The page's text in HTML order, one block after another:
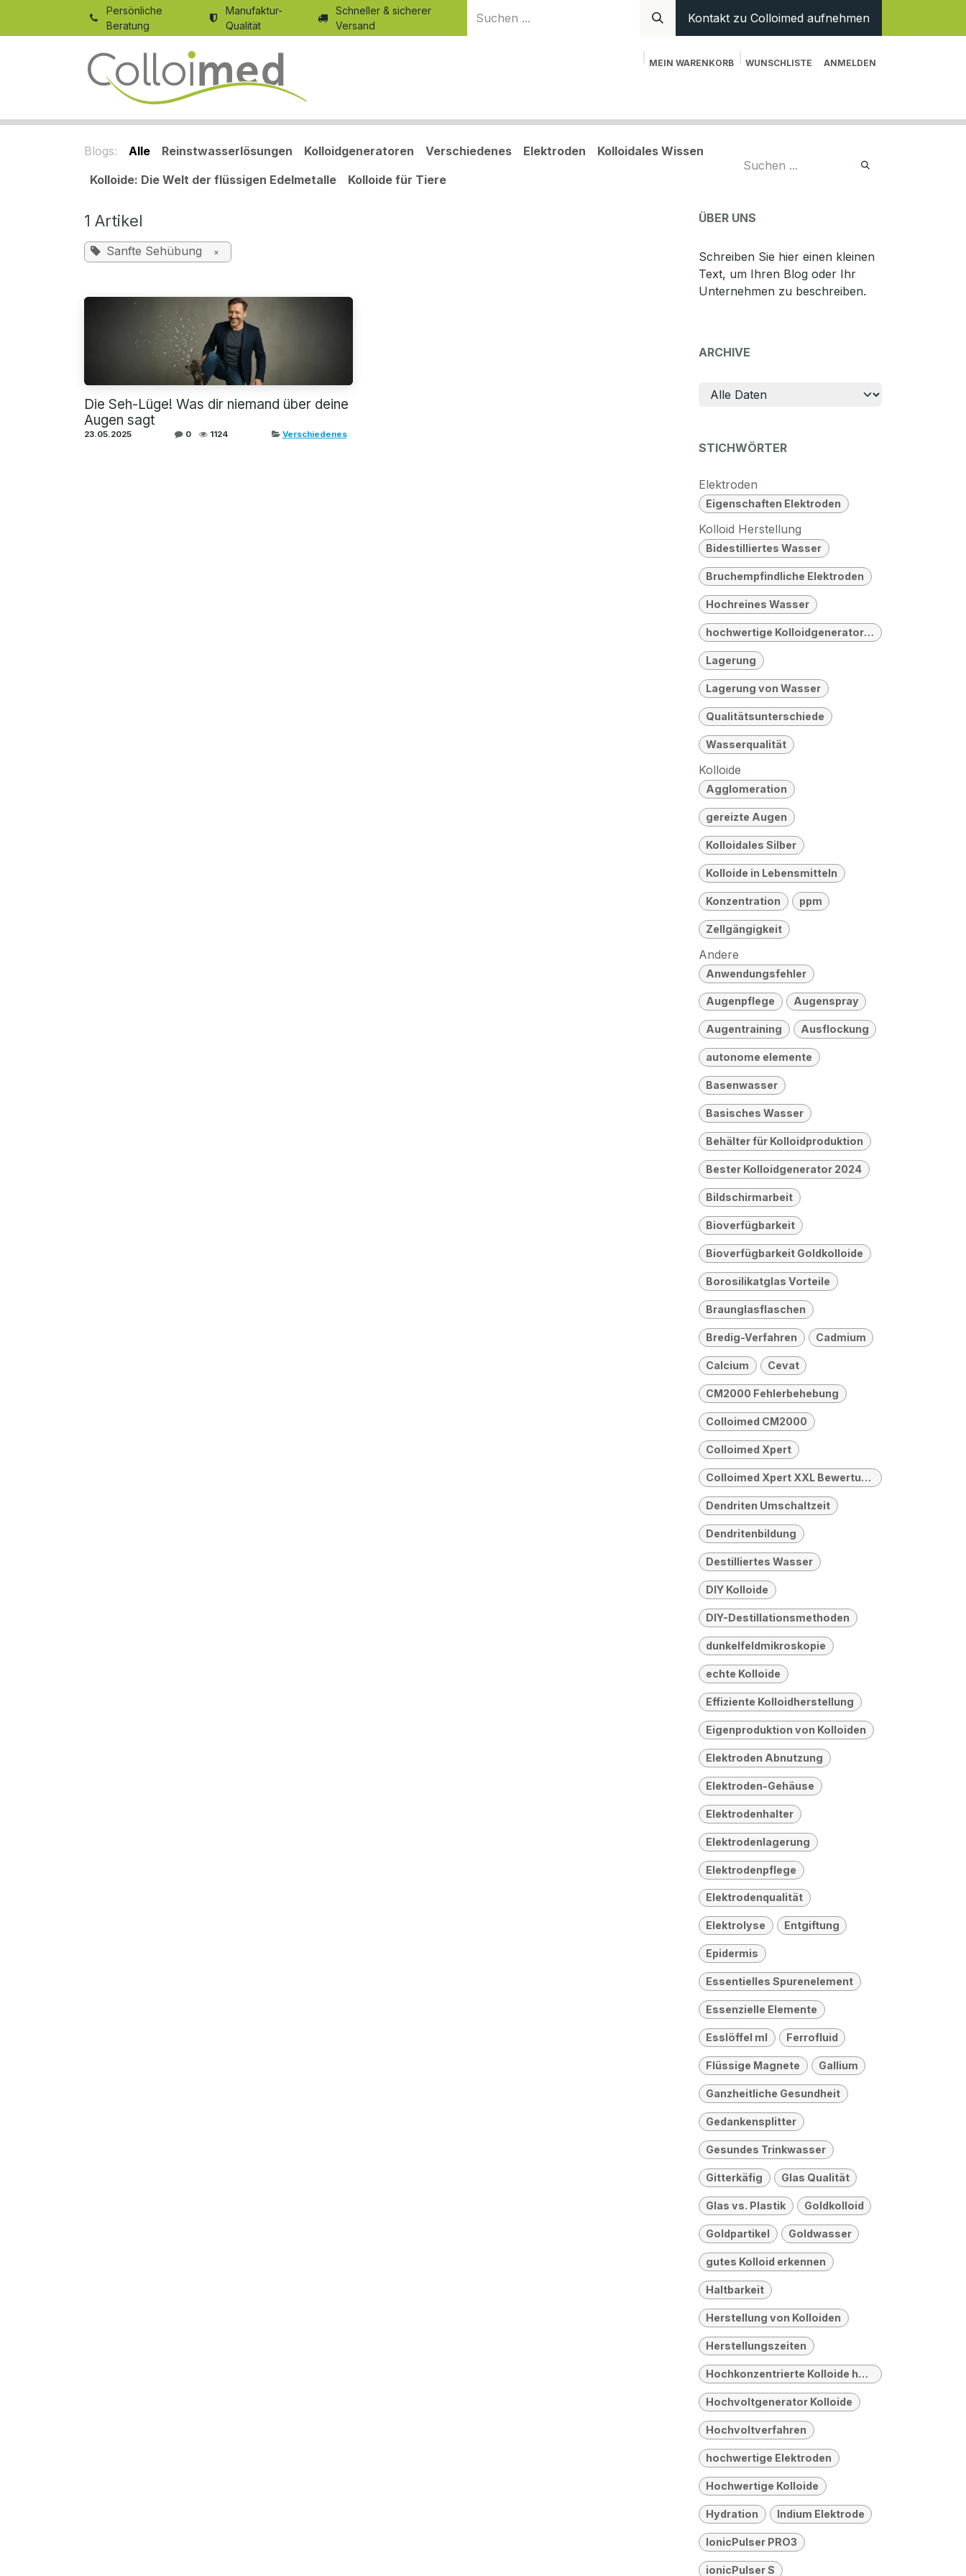
Persönliche
Beratung
Manufaktur-
Qualität
Schneller & sicherer
Versand
Kontakt zu Colloimed aufnehmen
MEIN WARENKORB WUNSCHLISTE ANMELDEN
Blogs: Alle Reinstwasserlösungen Kolloidgeneratoren Verschiedenes Elektroden
Kolloidales Wissen
Kolloide: Die Welt der flüssigen Edelmetalle
Kolloide für Tiere
1 Artikel
Sanfte Sehübung ×
Die Seh-Lüge! Was dir niemand über deine
Augen sagt
23.05.2025 0 1124 Verschiedenes
ÜBER UNS
Schreiben Sie hier einen kleinen
Text, um Ihren Blog oder Ihr
Unternehmen zu beschreiben.
ARCHIVE
STICHWÖRTER
Elektroden
Eigenschaften Elektroden
Kolloid Herstellung
Bidestilliertes Wasser
Bruchempfindliche Elektroden
Hochreines Wasser
hochwertige Kolloidgeneratoren
Lagerung
Lagerung von Wasser
Qualitätsunterschiede
Wasserqualität
Kolloide
Agglomeration
gereizte Augen
Kolloidales Silber
Kolloide in Lebensmitteln
Konzentration ppm
Zellgängigkeit
Andere
Anwendungsfehler
Augenpflege Augenspray
Augentraining Ausflockung
autonome elemente
Basenwasser
Basisches Wasser
Behälter für Kolloidproduktion
Bester Kolloidgenerator 2024
Bildschirmarbeit
Bioverfügbarkeit
Bioverfügbarkeit Goldkolloide
Borosilikatglas Vorteile
Braunglasflaschen
Bredig-Verfahren Cadmium
Calcium Cevat
CM2000 Fehlerbehebung
Colloimed CM2000
Colloimed Xpert
Colloimed Xpert XXL Bewertung
Dendriten Umschaltzeit
Dendritenbildung
Destilliertes Wasser
DIY Kolloide
DIY-Destillationsmethoden
dunkelfeldmikroskopie
echte Kolloide
Effiziente Kolloidherstellung
Eigenproduktion von Kolloiden
Elektroden Abnutzung
Elektroden-Gehäuse
Elektrodenhalter
Elektrodenlagerung
Elektrodenpflege
Elektrodenqualität
Elektrolyse Entgiftung
Epidermis
Essentielles Spurenelement
Essenzielle Elemente
Esslöffel ml Ferrofluid
Flüssige Magnete Gallium
Ganzheitliche Gesundheit
Gedankensplitter
Gesundes Trinkwasser
Gitterkäfig Glas Qualität
Glas vs. Plastik Goldkolloid
Goldpartikel Goldwasser
gutes Kolloid erkennen
Haltbarkeit
Herstellung von Kolloiden
Herstellungszeiten
Hochkonzentrierte Kolloide herstellen
Hochvoltgenerator Kolloide
Hochvoltverfahren
hochwertige Elektroden
Hochwertige Kolloide
Hydration Indium Elektrode
IonicPulser PRO3
ionicPulser S